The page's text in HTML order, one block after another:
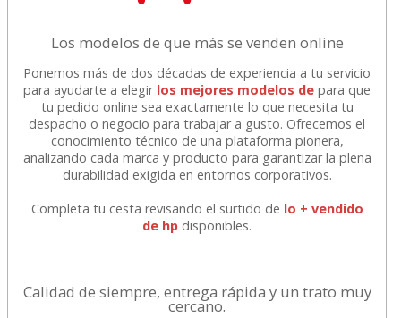
Los modelos de que más se venden online
Ponemos más de dos décadas de experiencia a tu servicio
para ayudarte a elegir los mejores modelos depara que
tu pedido online sea exactamente lo que necesita tu
despacho o negocio para trabajar a gusto. Ofrecemos el
conocimiento técnico de una plataforma pionera,
analizando cada marca y producto para garantizar la plena
durabilidad exigida en entornos corporativos.
Completa tu cesta revisando el surtido de lo + vendido
de hp disponibles.
Calidad de siempre, entrega rápida y un trato muy
cercano.